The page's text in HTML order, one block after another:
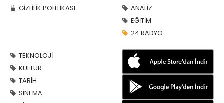
GİZLİLİK POLİTİKASI
ANALİZ
EĞİTİM
24 RADYO
TEKNOLOJİ
KÜLTÜR
TARİH
SİNEMA